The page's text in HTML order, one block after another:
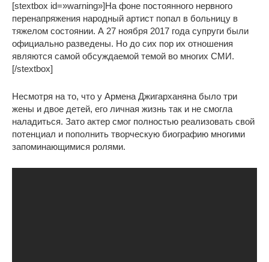
[stextbox id=»warning»]На фоне постоянного нервного
перенапряжения народный артист попал в больницу в
тяжелом состоянии. А 27 ноября 2017 года супруги были
официально разведены. Но до сих пор их отношения
являются самой обсуждаемой темой во многих СМИ.
[/stextbox]
Несмотря на то, что у Армена Джигарханяна было три
жены и двое детей, его личная жизнь так и не смогла
наладиться. Зато актер смог полностью реализовать свой
потенциал и пополнить творческую биографию многими
запоминающимися ролями.